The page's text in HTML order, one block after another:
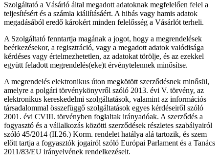
Szolgáltató a Vásárló által megadott adatoknak megfelelően felel a
teljesítésért és a számla kiállításáért. A hibás vagy hamis adatok
megadásából eredő károkért minden felelősség a Vásárlót terheli.
A Szolgáltató fenntartja magának a jogot, hogy a megrendelések
beérkezésekor, a regisztráció, vagy a megadott adatok valódisága
kérdéses vagy értelmezhetetlen, az adatokat törölje, és az ezekkel
együtt feladott megrendelés(eke)t érvénytelennek minősítse.
A megrendelés elektronikus úton megkötött szerződésnek minősül,
amelyre a polgári törvénykönyvről szóló 2013. évi V. törvény, az
elektronikus kereskedelmi szolgáltatások, valamint az információs
társadalommal összefüggő szolgáltatások egyes kérdéseiről szóló
2001. évi CVIII. törvényben foglaltak irányadóak. A szerződés a
fogyasztó és a vállalkozás közötti szerződések részletes szabályairól
szóló 45/2014 (II.26.) Korm. rendelet hatálya alá tartozik, és szem
előtt tartja a fogyasztók jogairól szóló Európai Parlament és a Tanács
2011/83/EU irányelvének rendelkezéseit.